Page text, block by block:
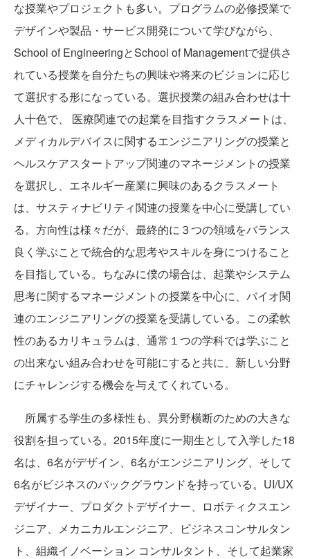
な授業やプロジェクトも多い。プログラムの必修授業で
デザインや製品・サービス開発について学びながら、
School of EngineeringとSchool of Managementで提供さ
れている授業を自分たちの興味や将来のビジョンに応じ
て選択する形になっている。選択授業の組み合わせは十
人十色で、 医療関連での起業を目指すクラスメートは、
メディカルデバイスに関するエンジニアリングの授業と
ヘルスケアスタートアップ関連のマネージメントの授業
を選択し、エネルギー産業に興味のあるクラスメート
は、サスティナビリティ関連の授業を中心に受講してい
る。方向性は様々だが、最終的に３つの領域をバランス
良く学ぶことで統合的な思考やスキルを身につけること
を目指している。ちなみに僕の場合は、起業やシステム
思考に関するマネージメントの授業を中心に、バイオ関
連のエンジニアリングの授業を受講している。この柔軟
性のあるカリキュラムは、通常１つの学科では学ぶこと
の出来ない組み合わせを可能にすると共に、新しい分野
にチャレンジする機会を与えてくれている。
所属する学生の多様性も、異分野横断のための大きな
役割を担っている。2015年度に一期生として入学した18
名は、6名がデザイン、6名がエンジニアリング、そして
6名がビジネスのバックグラウンドを持っている。UI/UX
デザイナー、プロダクトデザイナー、ロボティクスエン
ジニア、メカニカルエンジニア、ビジネスコンサルタン
ト、組織イノベーション コンサルタント、そして起業家